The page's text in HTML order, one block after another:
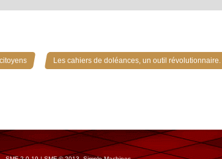
» Les cahiers de doléances, un outil révolutionnaire.